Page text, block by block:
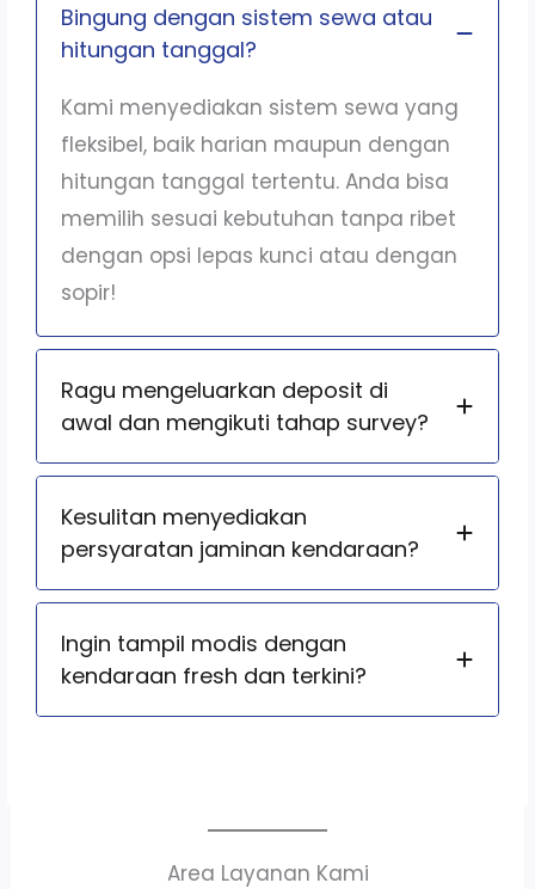
Bingung dengan sistem sewa atau
hitungan tanggal?
Kami menyediakan sistem sewa yang
fleksibel, baik harian maupun dengan
hitungan tanggal tertentu. Anda bisa
memilih sesuai kebutuhan tanpa ribet
dengan opsi lepas kunci atau dengan
sopir!
Ragu mengeluarkan deposit di
awal dan mengikuti tahap survey?
Kesulitan menyediakan
persyaratan jaminan kendaraan?
Ingin tampil modis dengan
kendaraan fresh dan terkini?
Area Layanan Kami